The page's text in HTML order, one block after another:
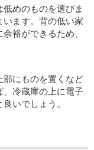
めのものを選びま
います。背の低い家
裕ができるため、
部にものを置くなど
、冷蔵庫の上に電子
いでしょう。